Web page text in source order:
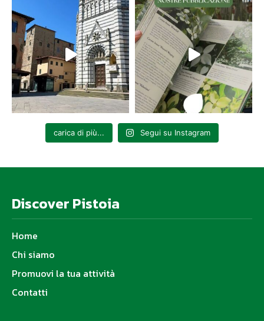
carica di più... Segui su Instagram
Discover Pistoia
Home
Chi siamo
Promuovi la tua attività
Contatti